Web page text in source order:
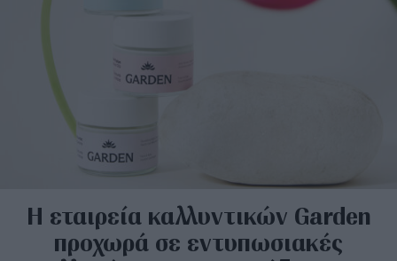
Η εταιρεία καλλυντικών Garden
προχωρά σε εντυπωσιακές